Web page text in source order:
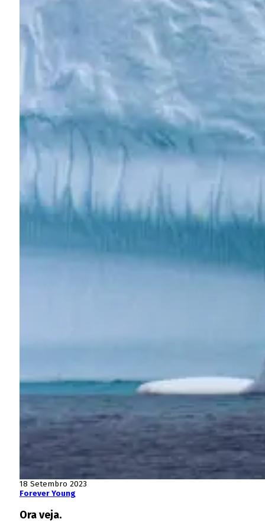
18 Setembro 2023
Forever Young
Ora veja.